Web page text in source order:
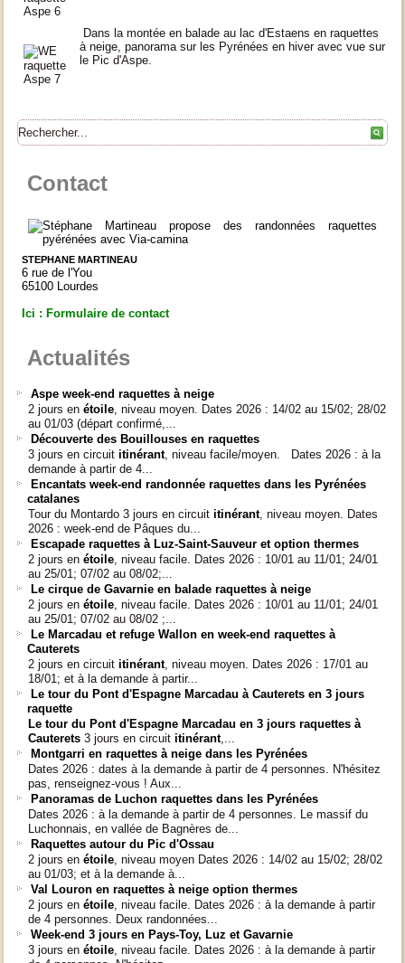
Dans la montée en balade au lac d'Estaens en raquettes
à neige, panorama sur les Pyrénées en hiver avec vue sur
le Pic d'Aspe.
Contact
STEPHANE MARTINEAU
6 rue de l'You
65100 Lourdes
Ici : Formulaire de contact
Actualités
Aspe week-end raquettes à neige
2 jours enétoile, niveau moyen. Dates 2026 : 14/02 au 15/02; 28/02
au 01/03 (départ confirmé,...
Découverte des Bouillouses en raquettes
3 jours en circuititinérant, niveau facile/moyen. Dates 2026 : à la
demande à partir de 4...
Encantats week-end randonnée raquettes dans les Pyrénées
catalanes
Tour du Montardo 3 jours en circuititinérant, niveau moyen. Dates
2026 : week-end de Pâques du...
Escapade raquettes à Luz-Saint-Sauveur et option thermes
2 jours enétoile, niveau facile. Dates 2026 : 10/01 au 11/01; 24/01
au 25/01; 07/02 au 08/02;...
Le cirque de Gavarnie en balade raquettes à neige
2 jours enétoile, niveau facile. Dates 2026 : 10/01 au 11/01; 24/01
au 25/01; 07/02 au 08/02 ;...
Le Marcadau et refuge Wallon en week-end raquettes à
Cauterets
2 jours en circuititinérant, niveau moyen. Dates 2026 : 17/01 au
18/01; et à la demande à partir...
Le tour du Pont d'Espagne Marcadau à Cauterets en 3 jours
raquette
Le tour du Pont d'Espagne Marcadau en 3 jours raquettes à
Cauterets 3 jours en circuititinérant,...
Montgarri en raquettes à neige dans les Pyrénées
Dates 2026 : dates à la demande à partir de 4 personnes. N'hésitez
pas, renseignez-vous ! Aux...
Panoramas de Luchon raquettes dans les Pyrénées
Dates 2026 : à la demande à partir de 4 personnes. Le massif du
Luchonnais, en vallée de Bagnères de...
Raquettes autour du Pic d'Ossau
2 jours enétoile, niveau moyen Dates 2026 : 14/02 au 15/02; 28/02
au 01/03; et à la demande à...
Val Louron en raquettes à neige option thermes
2 jours enétoile, niveau facile. Dates 2026 : à la demande à partir
de 4 personnes. Deux randonnées...
Week-end 3 jours en Pays-Toy, Luz et Gavarnie
3 jours enétoile, niveau facile. Dates 2026 : à la demande à partir